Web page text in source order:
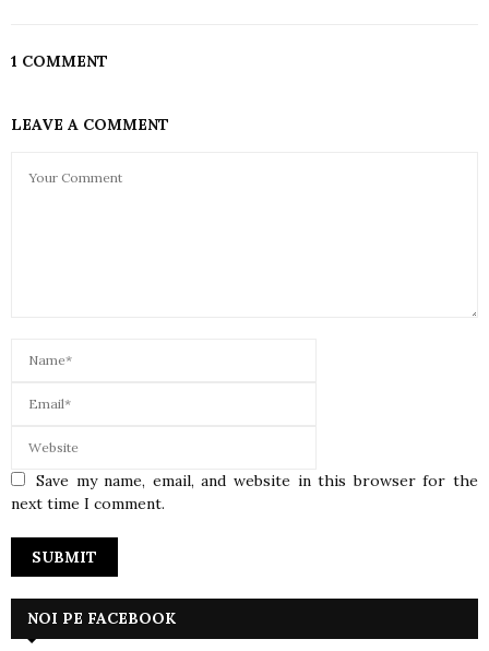
1 COMMENT
LEAVE A COMMENT
Save my name, email, and website in this browser for the
next time I comment.
NOI PE FACEBOOK